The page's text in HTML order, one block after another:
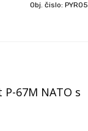
Obj. čislo:PYRO5
67M NATO s